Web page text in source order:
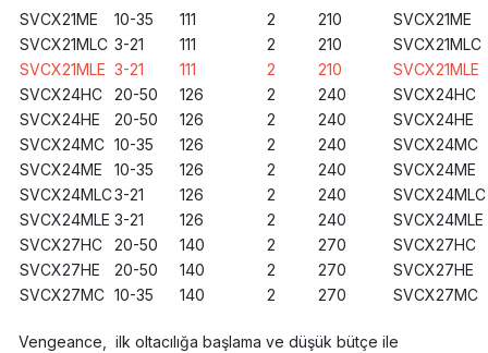
SVCX21ME
10-35 111 2 210 SVCX21ME
SVCX21MLC 3-21 111 2 210 SVCX21MLC
SVCX21MLE 3-21 111 2 210 SVCX21MLE
SVCX24HC
20-50 126 2 240 SVCX24HC
SVCX24HE
20-50 126 2 240 SVCX24HE
SVCX24MC 10-35 126 2 240 SVCX24MC
SVCX24ME
10-35 126 2 240 SVCX24ME
SVCX24MLC3-21 126 2 240 SVCX24MLC
SVCX24MLE 3-21 126 2 240 SVCX24MLE
SVCX27HC
20-50 140 2 270 SVCX27HC
SVCX27HE
20-50 140 2 270 SVCX27HE
SVCX27MC 10-35 140 2 270 SVCX27MC
Vengeance, ilk oltacılığa başlama ve düşük bütçe ile